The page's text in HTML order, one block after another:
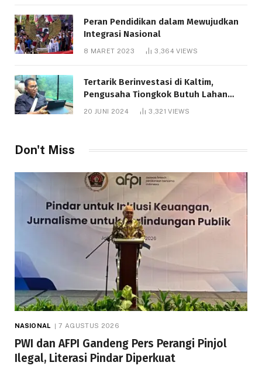
Peran Pendidikan dalam Mewujudkan
Integrasi Nasional
8 MARET 2023 3,364VIEWS
Tertarik Berinvestasi di Kaltim,
Pengusaha Tiongkok Butuh Lahan
1.000 Hektare
20 JUNI 2024 3,321VIEWS
Don't Miss
NASIONAL 7 AGUSTUS 2026
PWI dan AFPI Gandeng Pers Perangi Pinjol
Ilegal, Literasi Pindar Diperkuat